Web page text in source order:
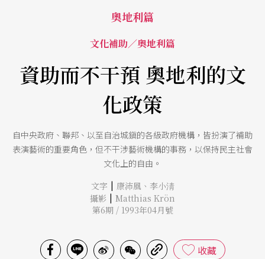
奧地利篇
文化補助／奧地利篇
資助而不干預 奧地利的文
化政策
自中央政府、聯邦、以至自治城鎭的各級政府機構，皆扮演了補助
表演藝術的重要角色，但不干涉藝術機構的事務，以保持民主社會
文化上的自由。
文字 | 康沛風 、 李小淸
攝影 | Matthias Krön
第6期 / 1993年04月號
收藏